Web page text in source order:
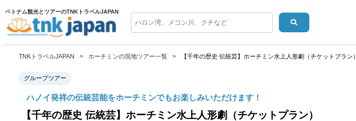
ベトナム観光とツアーのTNKトラベルJAPAN
TNKトラベルJAPAN ホーチミンの現地ツアー一覧 【千年の歴史 伝統芸】ホーチミン水上人形劇（チケットプラン）
グループツアー
ハノイ発祥の伝統芸能をホーチミンでもお楽しみいただけます！
【千年の歴史 伝統芸】ホーチミン水上人形劇（チケットプラン）